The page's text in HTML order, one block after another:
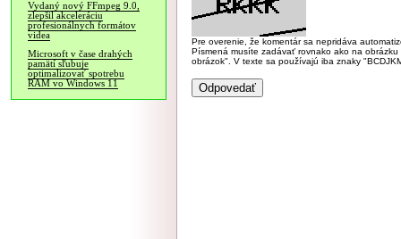
Vydaný nový FFmpeg 9.0,
zlepšil akceleráciu
profesionálnych formátov
videa
Microsoft v čase drahých
pamätí sľubuje
optimalizovať spotrebu
RAM vo Windows 11
Pre overenie, že komentár sa nepridáva
Písmená musíte zadávať rovnako ako na
obrázok". V texte sa používajú iba znaky